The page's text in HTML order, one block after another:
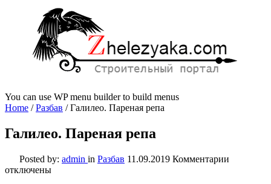
You can use WP menu builder to build menus
Home /Разбав /Галилео. Пареная репа
Галилео. Пареная репа
Posted by: admin in Разбав 11.09.2019 Комментарии
отключены